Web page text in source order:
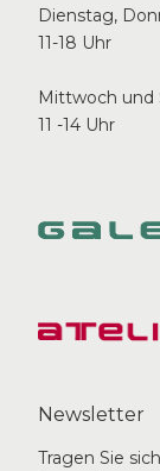
Dienstag,
11-18 Uhr
Mittwoch und
11 -14 Uhr
Newsletter
Tragen Sie